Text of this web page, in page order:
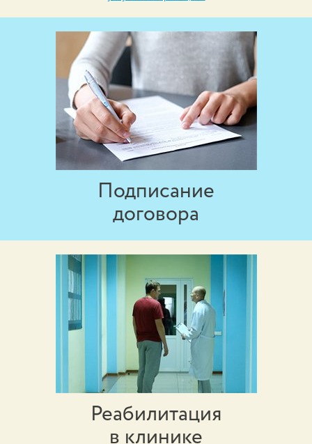
Подписание
договора
Реабилитация
в клинике